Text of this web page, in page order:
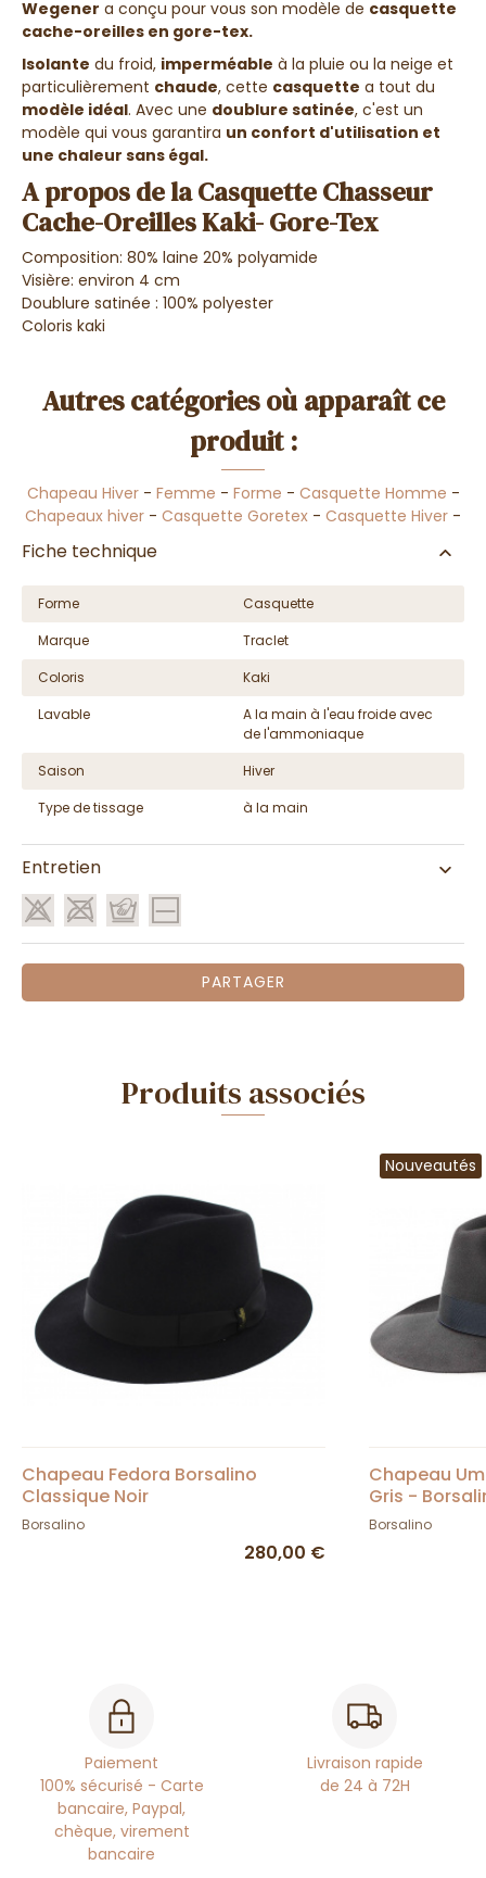
Wegener a conçu pour vous son modèle de casquette
cache-oreilles en gore-tex.
Isolante du froid, imperméable à la pluie ou la neige et
particulièrement chaude, cette casquette a tout du
modèle idéal. Avec une doublure satinée, c'est un
modèle qui vous garantira un confort d'utilisation et
une chaleur sans égal.
A propos de la Casquette Chasseur
Cache-Oreilles Kaki- Gore-Tex
Composition: 80% laine 20% polyamide
Visière: environ 4 cm
Doublure satinée : 100% polyester
Coloris kaki
Autres catégories où apparaît ce
produit :
Chapeau Hiver- Femme - Forme - Casquette Homme -
Chapeaux hiver - Casquette Goretex - Casquette Hiver -
Fiche technique
Forme
Casquette
Marque
Traclet
Coloris
Kaki
Lavable
A la main à l'eau froide avec
de l'ammoniaque
Saison
Hiver
Type de tissage
à la main
Entretien
PARTAGER
Produits associés
Chapeau Fedora Borsalino
Classique Noir
Borsalino
280,00 €
Nouveautés
Chapeau
Gris -
Borsalino
Paiement
100% sécurisé - Carte
bancaire, Paypal,
chèque, virement
bancaire
Livraison rapide
de 24 à 72H